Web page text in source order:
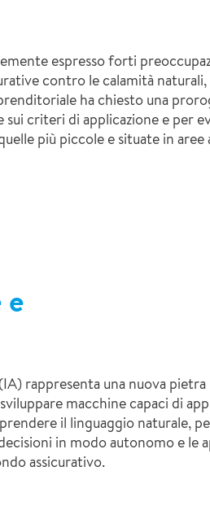
espresso forti
contro le calamità
ha chiesto una
sui criteri di applicazione e per
più piccole e situate in aree
e
rappresenta una nuova
macchine capaci di
il linguaggio naturale,
in modo autonomo e le
assicurativo.